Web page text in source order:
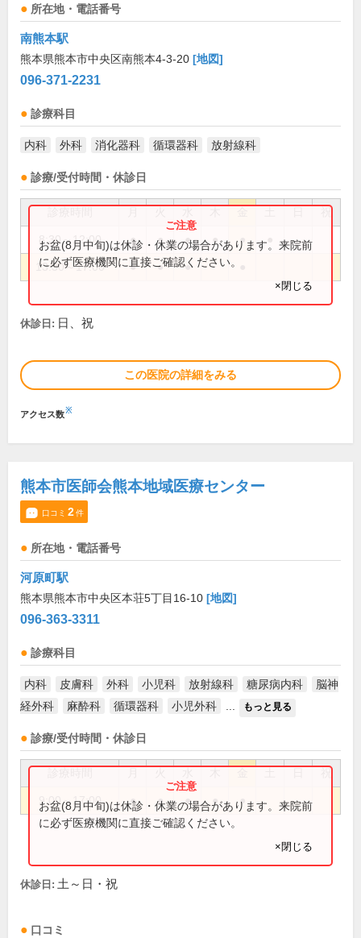
所在地・電話番号
南熊本駅
熊本県熊本市中央区南熊本4-3-20 [地図]
096-371-2231
診療科目
内科 外科 消化器科 循環器科 放射線科
診療/受付時間・休診日
祝
8:30～12:00 ● ● ● ● ●
13:30～17:00 ● ● ●
お盆(8月中旬)は休診・休業の場合があります。来院前
に必ず医療機関に直接ご確認ください。
×閉じる
休診日: 日、祝
この医院の詳細をみる
アクセス数※
熊本市医師会熊本地域医療センター
口コミ 2件
所在地・電話番号
河原町駅
熊本県熊本市中央区本荘5丁目16-10 [地図]
096-363-3311
診療科目
内科 皮膚科 外科 小児科 放射線科 糖尿病内科
脳神
経外科
麻酔科 循環器科 小児外科 もっと見る
診療/受付時間・休診日
祝
9:00～17:00 ● ● ● ● ●
お盆(8月中旬)は休診・休業の場合があります。来院前
に必ず医療機関に直接ご確認ください。
×閉じる
休診日: 土～日・祝
口コミ